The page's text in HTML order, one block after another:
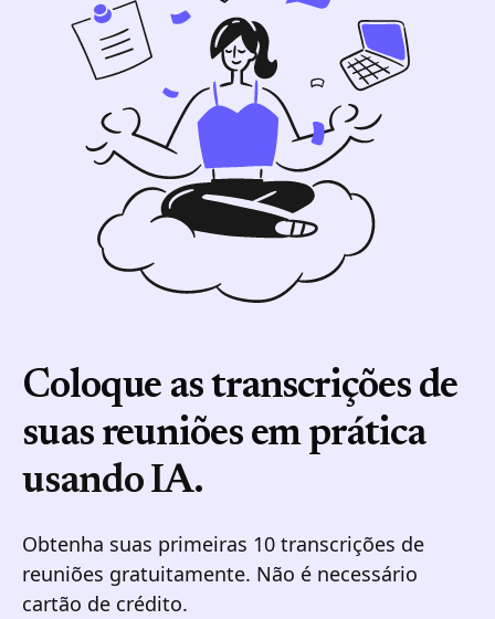
Coloque as transcrições de
suas reuniões em prática
usando IA.
Obtenha suas primeiras 10 transcrições de
reuniões gratuitamente. Não é necessário
cartão de crédito.